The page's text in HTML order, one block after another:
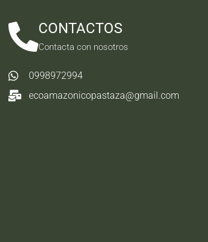
CONTACTOS
Contacta con nosotros
0998972994
ecoamazonicopastaza@gmail.com